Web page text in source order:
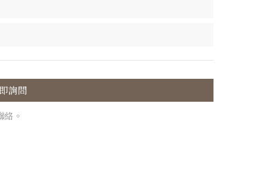
詢問
絡。